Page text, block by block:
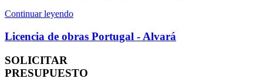
Continuar leyendo
Licencia de obras Portugal - Alvará
SOLICITAR
PRESUPUESTO